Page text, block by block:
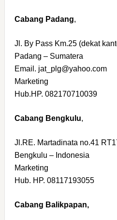
Cabang Padang,
Jl. By Pass Km.25 (dekat
Padang – Sumatera
Email. jat_plg@yahoo.com
Marketing
Hub.HP. 082170710039
Cabang Bengkulu,
Jl.RE. Martadinata no.41
Bengkulu – Indonesia
Marketing
Hub. HP. 08117193055
Cabang Balikpapan,